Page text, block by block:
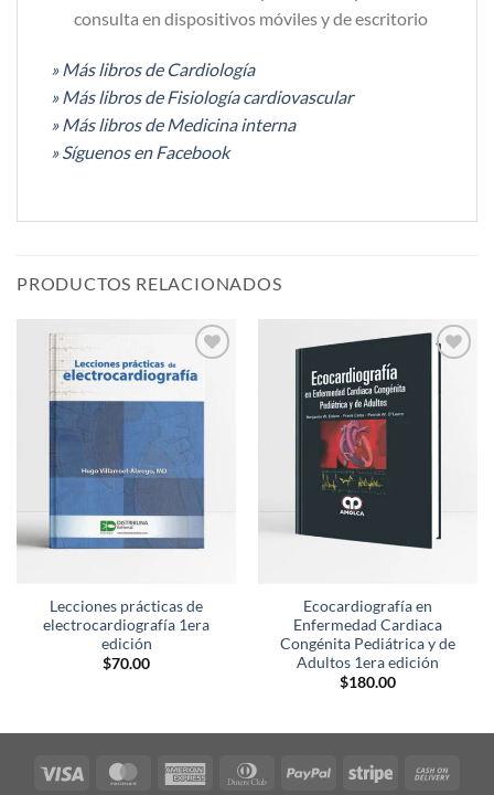
consulta en dispositivos móviles y de escritorio
» Más libros de Cardiología
» Más libros de Fisiología cardiovascular
» Más libros de Medicina interna
» Síguenos en Facebook
PRODUCTOS RELACIONADOS
Añadir
lista de
Lecciones prácticas de
electrocardiografía 1era
edición
$70.00
Ecocardiografía en
Enfermedad Cardiaca
Congénita Pediátrica y de
Adultos 1era edición
$180.00